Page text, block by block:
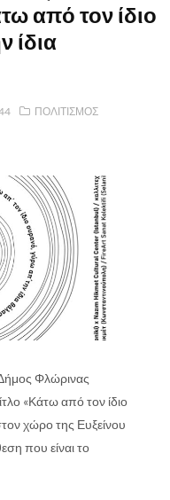
από τον ίδιο
ίδια
ΠΟΛΙΤΙΣΜΟΣ
Φλώρινας
«Κάτω από τον ίδιο
χώρο της Ευξείνου
που είναι το